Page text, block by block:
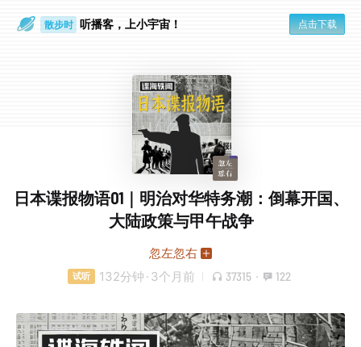
散步时 听播客，上小宇宙！ 点击下载
日本谍报物语01｜明治对华特务潮：倒幕开国、
大陆政策与甲午战争
忽左忽右
试听 132分钟 · 3个月前 37315 · 122